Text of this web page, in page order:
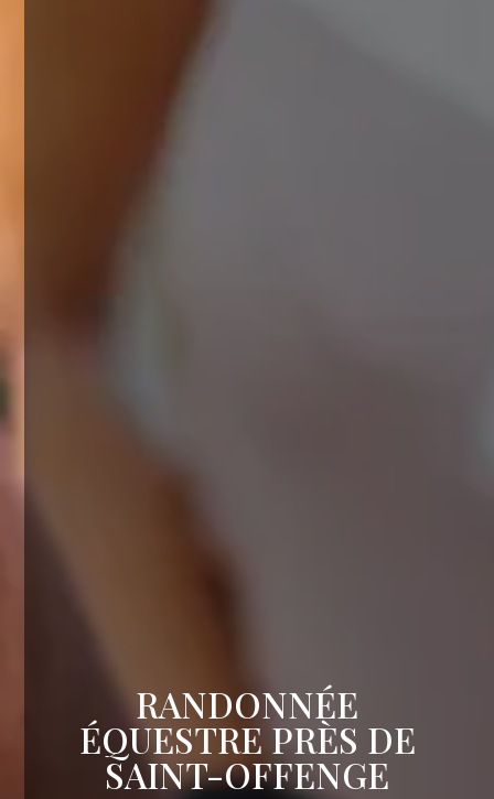
RANDONNÉE
ÉQUESTRE PRÈS DE
SAINT-OFFENGE